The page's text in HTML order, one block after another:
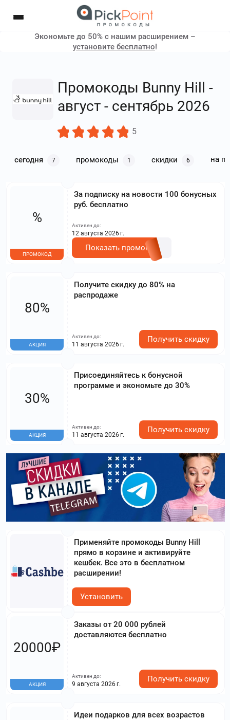
Экономьте до 50% с нашим расширением –
установите бесплатно!
Промокоды Bunny Hill -
август - сентябрь 2026
5
сегодня 7 промокоды 1 скидки 6 на
За подписку на новости 100 бонусных
руб. бесплатно
%
ПРОМОКОД
Активен до:
12 августа 2026 г.
Показать промокод
Получите скидку до 80% на
распродаже
80%
АКЦИЯ
Активен до:
11 августа 2026 г.
Получить скидку
Присоединяйтесь к бонусной
программе и экономьте до 30%
30%
АКЦИЯ
Активен до:
11 августа 2026 г.
Получить скидку
Применяйте промокоды Bunny Hill
прямо в корзине и активируйте
кешбек. Все это в бесплатном
расширении!
Установить
Заказы от 20 000 рублей
доставляются бесплатно
20000₽
АКЦИЯ
Активен до:
9 августа 2026 г.
Получить скидку
Идеи подарков для всех возрастов